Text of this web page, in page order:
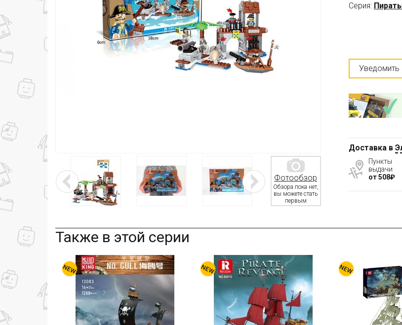
Фотообзор
Обзора пока нет,
вы можете стать
первым
Серия:
Уведомить
Доставка в
Пункты
выдачи
от 508₽
Также в этой серии